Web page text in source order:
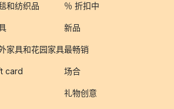
和纺织品
家具和花园家具
card
％ 折扣中
新品
最畅销
场合
礼物创意